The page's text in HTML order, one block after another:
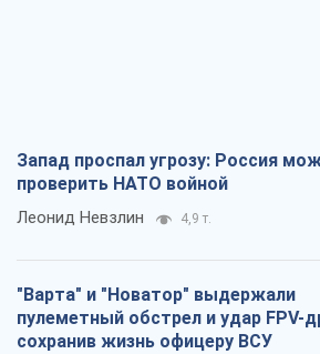
Запад проспал угрозу: Россия
проверить НАТО войной
Леонид Невзлин 4,9 т.
"Варта" и "Новатор" выдержали
пулеметный обстрел и удар FPV-
сохранив жизнь офицеру ВСУ